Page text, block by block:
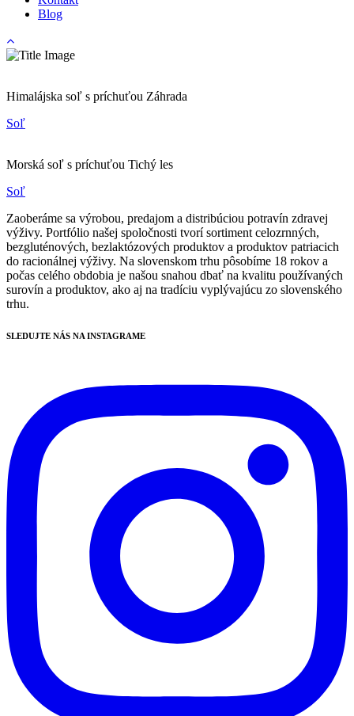
Blog
Himalájska soľ s príchuťou Záhrada
Soľ
Morská soľ s príchuťou Tichý les
Soľ
Zaoberáme sa výrobou, predajom a distribúciou potravín zdravej
výživy. Portfólio našej spoločnosti tvorí sortiment celozrnných,
bezgluténových, bezlaktózových produktov a produktov patriacich
do racionálnej výživy. Na slovenskom trhu pôsobíme 18 rokov a
počas celého obdobia je našou snahou dbať na kvalitu používaných
surovín a produktov, ako aj na tradíciu vyplývajúcu zo slovenského
trhu.
SLEDUJTE NÁS NA INSTAGRAME